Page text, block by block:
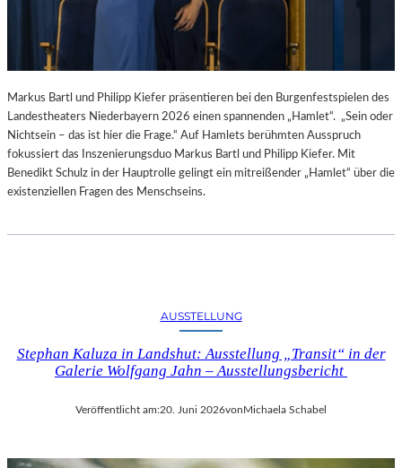
Markus Bartl und Philipp Kiefer präsentieren bei den Burgenfestspielen des
Landestheaters Niederbayern 2026 einen spannenden „Hamlet“. „Sein oder
Nichtsein – das ist hier die Frage.“ Auf Hamlets berühmten Ausspruch
fokussiert das Inszenierungsduo Markus Bartl und Philipp Kiefer. Mit
Benedikt Schulz in der Hauptrolle gelingt ein mitreißender „Hamlet“ über die
existenziellen Fragen des Menschseins.
AUSSTELLUNG
Stephan Kaluza in Landshut: Ausstellung „Transit“ in der
Galerie Wolfgang Jahn – Ausstellungsbericht
Veröffentlicht am:20. Juni 2026vonMichaela Schabel